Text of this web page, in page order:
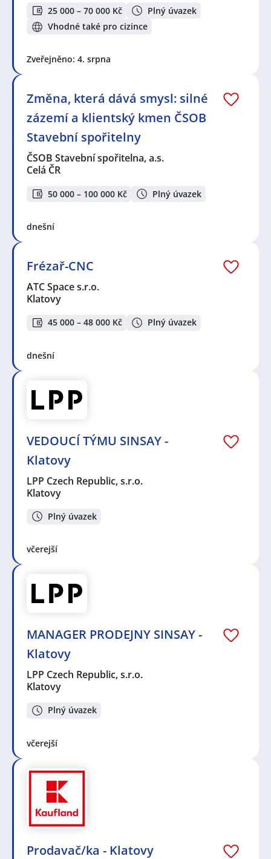
25 000 – 70 000 Kč
Plný úvazek
Vhodné také pro cizince
Zveřejněno: 4. srpna
Změna, která dává smysl: silné
zázemí a klientský kmen ČSOB
Stavební spořitelny
ČSOB Stavební spořitelna, a.s.
Celá ČR
50 000 – 100 000 Kč Plný úvazek
dnešní
Frézař-CNC
ATC Space s.r.o.
Klatovy
45 000 – 48 000 Kč Plný úvazek
dnešní
VEDOUCÍ TÝMU SINSAY -
Klatovy
LPP Czech Republic, s.r.o.
Klatovy
Plný úvazek
včerejší
MANAGER PRODEJNY SINSAY -
Klatovy
LPP Czech Republic, s.r.o.
Klatovy
Plný úvazek
včerejší
Prodavač/ka - Klatovy